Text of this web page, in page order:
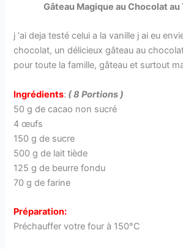
Gâteau Magique au Chocolat
j ‘ai deja testé celui a la vanille j ai eu
chocolat, un délicieux gâteau au
pour toute la famille, gâteau et surtout
Ingrédients: ( 8 Portions )
50 g de cacao non sucré
4 œufs
150 g de sucre
500 g de lait tiède
125 g de beurre fondu
70 g de farine
Préparation:
Préchauffer votre four à 150°C